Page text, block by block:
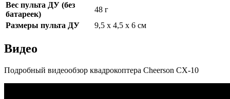
Вес пульта ДУ (без
батареек)
48 г
Размеры пульта ДУ
9,5 х 4,5 х 6 см
Видео
Подробный видеообзор квадрокоптера Cheerson CX-10